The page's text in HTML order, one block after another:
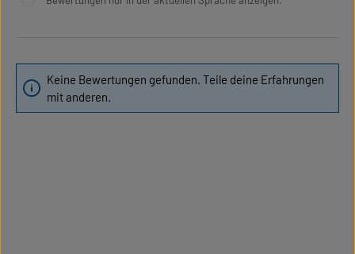
Keine Bewertungen gefunden. Teile deine Erfahrungen
mit anderen.